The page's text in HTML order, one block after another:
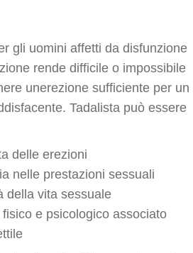
gli uomini affetti da disfunzione
rende difficile o impossibile
unerezione sufficiente per un
Tadalista può essere
delle erezioni
nelle prestazioni sessuali
della vita sessuale
e psicologico associato